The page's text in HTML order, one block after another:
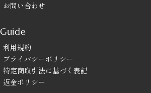
お問い合わせ
Guide
利用規約
プライバシーポリシー
特定商取引法に基づく表記
返金ポリシー